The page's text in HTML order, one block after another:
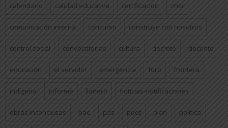
calendario calidad educativa certificacion cnsc
comunicación interna concurso construye con nosotros
control social convocatorias cultura decreto docente
educación el servidor emergencia foro frontera
indígena informe llanero noticias-notificaciones
obras inconclusas pae paz pdet plan politica